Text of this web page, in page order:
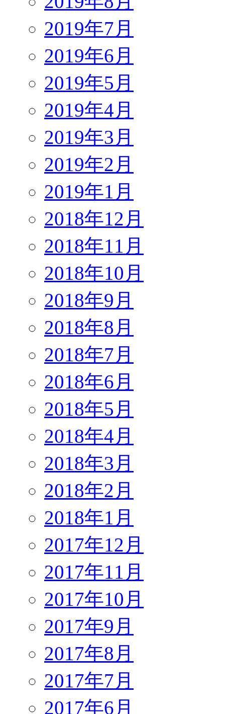
2019年7月
2019年6月
2019年5月
2019年4月
2019年3月
2019年2月
2019年1月
2018年12月
2018年11月
2018年10月
2018年9月
2018年8月
2018年7月
2018年6月
2018年5月
2018年4月
2018年3月
2018年2月
2018年1月
2017年12月
2017年11月
2017年10月
2017年9月
2017年8月
2017年7月
2017年6月